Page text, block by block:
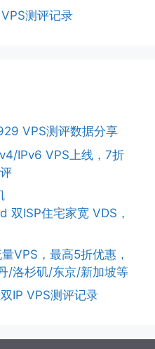
测评记录
VPS测评数据分享
IPv6 VPS上线，7折
ISP住宅家宽 VDS，
VPS，最高5折优惠，
/洛杉矶/东京/新加坡等
IP VPS测评记录